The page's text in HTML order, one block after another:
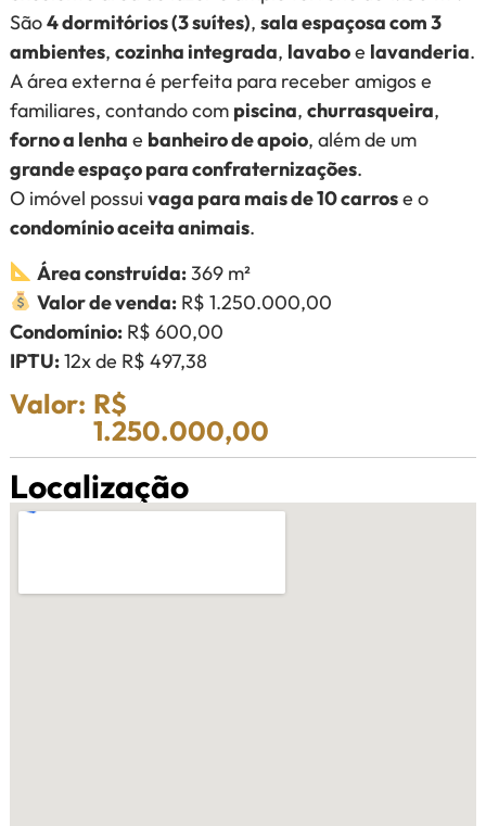
São4 dormitórios (3 suítes), sala espaçosa com 3
ambientes, cozinha integrada, lavaboe lavanderia.
A área externa é perfeita para receber amigos e
familiares, contando com piscina, churrasqueira,
forno a lenha e banheiro de apoio, além de um
grande espaço para confraternizações.
O imóvel possui vaga para mais de 10 carrose o
condomínio aceita animais.
Área construída:369 m²
Valor de venda:R$ 1.250.000,00
Condomínio: R$ 600,00
IPTU:12x de R$ 497,38
Valor: R$
1.250.000,00
Localização